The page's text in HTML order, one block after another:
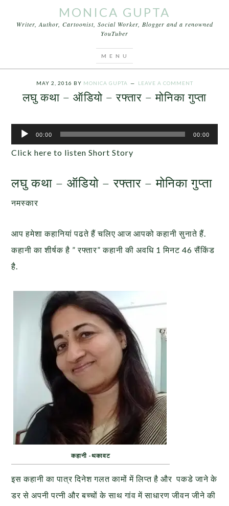
MONICA GUPTA
Writer, Author, Cartoonist, Social Worker, Blogger and a renowned
YouTuber
MAY 2, 2016 BY MONICA GUPTA LEAVE A COMMENT
लघु कथा – ऑडियो – रफ्तार – मोनिका गुप्ता
Audio
Player
00:00 00:00
Click here to listen Short Story
लघु कथा – ऑडियो – रफ्तार – मोनिका गुप्ता
नमस्कार
आप हमेशा कहानियां पढते हैं चलिए आज आपको कहानी सुनाते हैं.
कहानी का शीर्षक है ” रफ्तार” कहानी की अवधि 1 मिनट 46 सैंकिंड
है.
कहानी -थकावट
इस कहानी का पात्र दिनेश गलत कामों में लिप्त है और पकडे जाने के
डर से अपनी पत्नी और बच्चों के साथ गांव में साधारण जीवन जीने की